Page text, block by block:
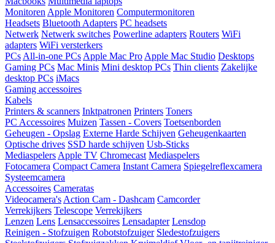
Monitoren Apple Monitoren Computermonitoren
Headsets Bluetooth Adapters PC headsets
Netwerk Netwerk switches Powerline adapters Routers WiFi
adapters WiFi versterkers
PCs All-in-one PCs Apple Mac Pro Apple Mac Studio Desktops
Gaming PCs Mac Minis Mini desktop PCs Thin clients Zakelijke
desktop PCs iMacs
Gaming accessoires
Kabels
Printers & scanners Inktpatronen Printers Toners
PC Accessoires Muizen Tassen - Covers Toetsenborden
Geheugen - Opslag Externe Harde Schijven Geheugenkaarten
Optische drives SSD harde schijven Usb-Sticks
Mediaspelers Apple TV Chromecast Mediaspelers
Fotocamera Compact Camera Instant Camera Spiegelreflexcamera
Systeemcamera
Accessoires Cameratas
Videocamera's Action Cam - Dashcam Camcorder
Verrekijkers Telescope Verrekijkers
Lenzen Lens Lensaccessoires Lensadapter Lensdop
Reinigen - Stofzuigen Robotstofzuiger Sledestofzuigers